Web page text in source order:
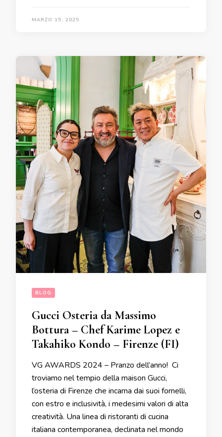
MARZO 15, 2025
BLOG
Gucci Osteria da Massimo
Bottura – Chef Karime Lopez e
Takahiko Kondo – Firenze (FI)
VG AWARDS 2024 – Pranzo dell’anno! Ci
troviamo nel tempio della maison Gucci,
l’osteria di Firenze che incarna dai suoi fornelli,
con estro e inclusività, i medesimi valori di alta
creatività. Una linea di ristoranti di cucina
italiana contemporanea, declinata nel mondo